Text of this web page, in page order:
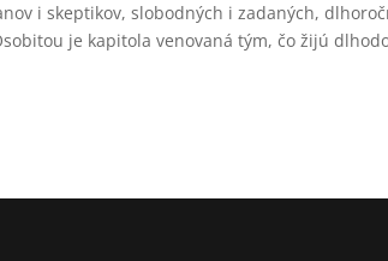
i skeptikov, slobodných i zadaných,
je kapitola venovaná tým, čo žijú